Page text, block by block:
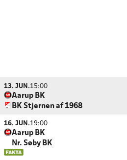
13. JUN.15:00
Aarup BK
BK Stjernen af 1968
16. JUN.19:00
Aarup BK
Nr. Søby BK